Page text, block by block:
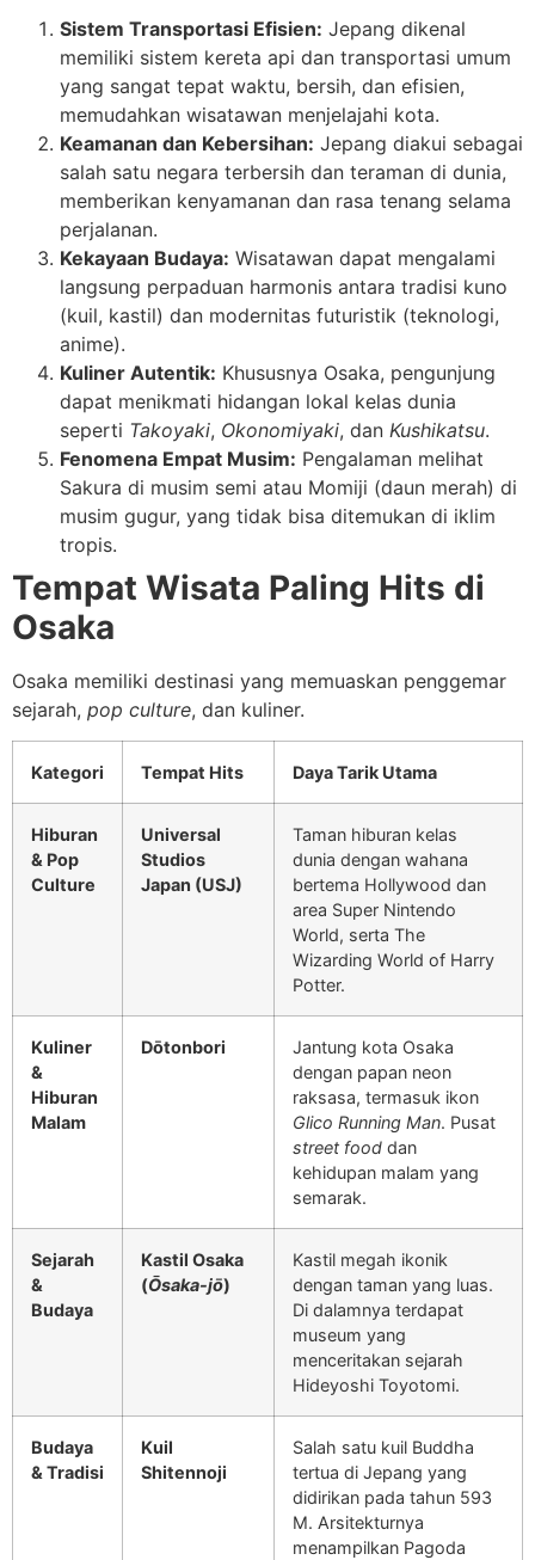
Sistem Transportasi Efisien: Jepang dikenal
memiliki sistem kereta api dan transportasi umum
yang sangat tepat waktu, bersih, dan efisien,
memudahkan wisatawan menjelajahi kota.
Keamanan dan Kebersihan: Jepang diakui sebagai
salah satu negara terbersih dan teraman di dunia,
memberikan kenyamanan dan rasa tenang selama
perjalanan.
Kekayaan Budaya: Wisatawan dapat mengalami
langsung perpaduan harmonis antara tradisi kuno
(kuil, kastil) dan modernitas futuristik (teknologi,
anime).
Kuliner Autentik: Khususnya Osaka, pengunjung
dapat menikmati hidangan lokal kelas dunia
seperti Takoyaki, Okonomiyaki, dan Kushikatsu.
Fenomena Empat Musim: Pengalaman melihat
Sakura di musim semi atau Momiji (daun merah) di
musim gugur, yang tidak bisa ditemukan di iklim
tropis.
Tempat Wisata Paling Hits di
Osaka
Osaka memiliki destinasi yang memuaskan penggemar
sejarah, pop culture, dan kuliner.
Kategori Tempat Hits Daya Tarik Utama
Hiburan
& Pop
Culture
Universal
Studios
Japan (USJ)
Taman hiburan kelas
dunia dengan wahana
bertema Hollywood dan
area Super Nintendo
World, serta The
Wizarding World of Harry
Potter.
Kuliner
&
Hiburan
Malam
Dōtonbori
Jantung kota Osaka
dengan papan neon
raksasa, termasuk ikon
Glico Running Man. Pusat
street food dan
kehidupan malam yang
semarak.
Sejarah
&
Budaya
Kastil Osaka
(Ōsaka-jō)
Kastil megah ikonik
dengan taman yang luas.
Di dalamnya terdapat
museum yang
menceritakan sejarah
Hideyoshi Toyotomi.
Budaya
& Tradisi
Kuil
Shitennoji
Salah satu kuil Buddha
tertua di Jepang yang
didirikan pada tahun 593
M. Arsitekturnya
menampilkan Pagoda